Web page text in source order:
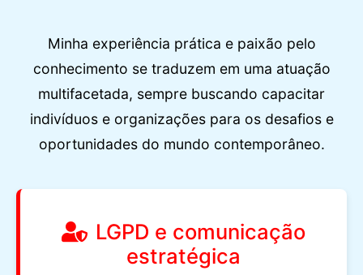
Minha experiência prática e paixão pelo
conhecimento se traduzem em uma atuação
multifacetada, sempre buscando capacitar
indivíduos e organizações para os desafios e
oportunidades do mundo contemporâneo.
LGPD e comunicação
estratégica